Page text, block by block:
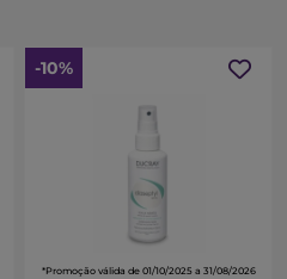
-10%
*Promoção válida de 01/10/2025 a 31/08/2026